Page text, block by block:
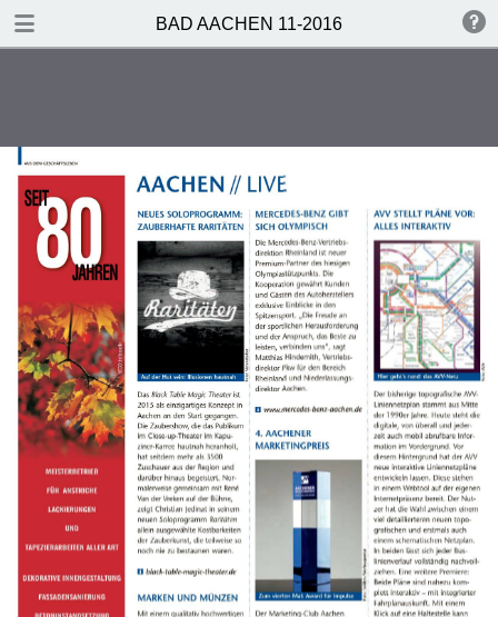
BAD AACHEN 11-2016
TABLE OF CONTENTS
INHALT
Vorweihnachtszeit
Bistum Aachen
Fragebogen
Gehört – Notiert
Kultur-Spots
Film-Tipps
Spotlights
Kultur